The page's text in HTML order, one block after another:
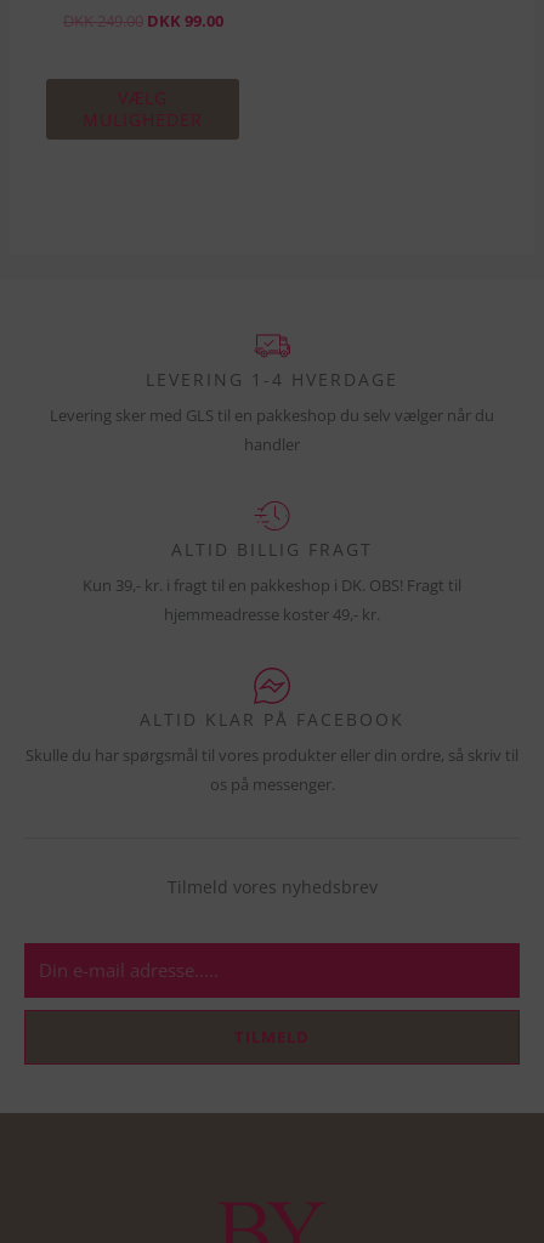
DKK249.00 DKK 99.00
VÆLG
MULIGHEDER
LEVERING 1-4 HVERDAGE
Levering sker med GLS til en pakkeshop du selv vælger når du
handler
ALTID BILLIG FRAGT
Kun 39,- kr. i fragt til en pakkeshop i DK. OBS! Fragt til
hjemmeadresse koster 49,- kr.
ALTID KLAR PÅ FACEBOOK
Skulle du har spørgsmål til vores produkter eller din ordre, så skriv til
os på messenger.
Tilmeld vores nyhedsbrev
TILMELD